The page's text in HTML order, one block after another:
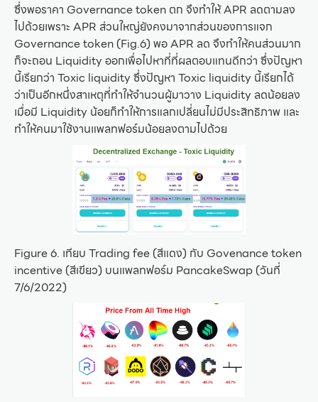
ซึ่งพอราคา Governance token ตก จึงทำให้ APR ลดตามลง
ไปด้วยเพราะ APR ส่วนใหญ่ยังคงมาจากส่วนของการแจก
Governance token (Fig.6) พอ APR ลด จึงทำให้คนส่วนมาก
ก็จะถอน Liquidity ออกเพื่อไปหาที่ที่ผลตอบแทนดีกว่า ซึ่งปัญหา
นี้เรียกว่า Toxic liquidity ซึ่งปัญหา Toxic liquidity นี้เรียกได้
ว่าเป็นอีกหนึ่งสาเหตุที่ทำให้จำนวนผู้มาวาง Liquidity ลดน้อยลง
เมื่อมี Liquidity น้อยก็ทำให้การแลกเปลี่ยนไม่มีประสิทธิภาพ และ
ทำให้คนมาใช้งานแพลทฟอร์มน้อยลงตามไปด้วย
Figure 6. เทียบ Trading fee (สีแดง) กับ Govenance token
incentive (สีเขียว) บนแพลทฟอร์ม PancakeSwap (วันที่
7/6/2022)